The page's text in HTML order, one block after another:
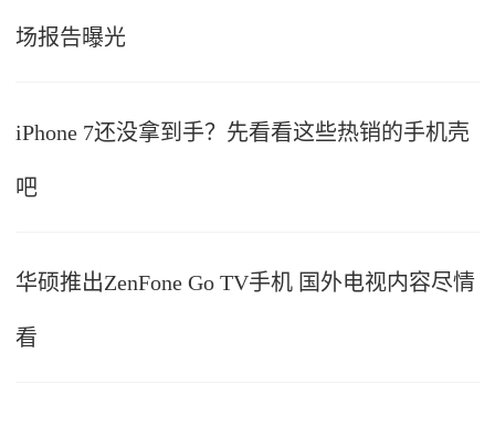
场报告曝光
iPhone 7还没拿到手？先看看这些热销的手机壳
吧
华硕推出ZenFone Go TV手机 国外电视内容尽情
看